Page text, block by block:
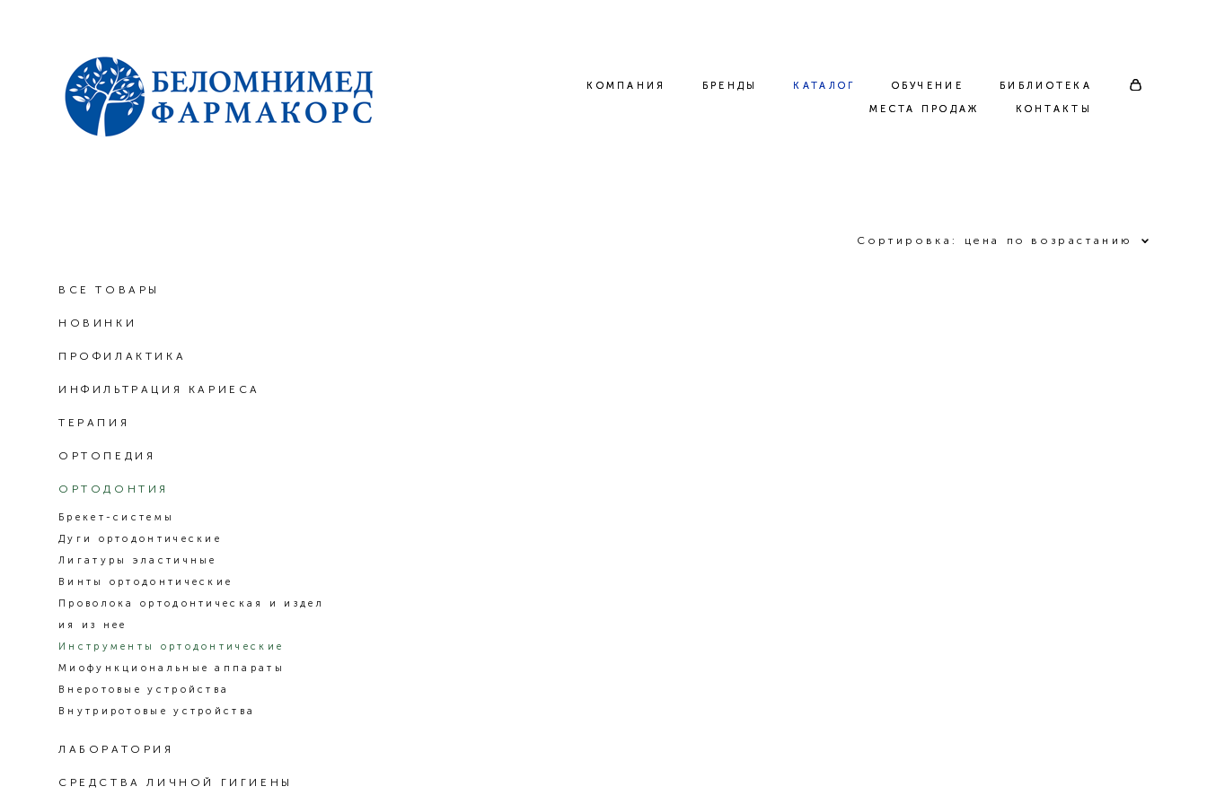
КОМПАНИЯ БРЕНДЫ КАТАЛОГ ОБУЧЕНИЕ
БИБЛИОТЕКА
МЕСТА ПРОДАЖ
КОНТАКТЫ
КОМПАНИЯ БРЕНДЫ КАТАЛОГ ОБУЧЕНИЕ
БИБЛИОТЕКА
МЕСТА ПРОДАЖ
КОНТАКТЫ
ВСЕ ТОВАРЫ
НОВИНКИ
ПРОФИЛАКТИКА
ИНФИЛЬТРАЦИЯ КАРИЕСА
ТЕРАПИЯ
ОРТОПЕДИЯ
ОРТОДОНТИЯ
Брекет-системы
Дуги ортодонтические
Лигатуры эластичные
Винты ортодонтические
Проволока ортодонтическая и издел
ия из нее
Инструменты ортодонтические
Миофункциональные аппараты
Внеротовые устройства
Внутриротовые устройства
ЛАБОРАТОРИЯ
СРЕДСТВА ЛИЧНОЙ ГИГИЕНЫ
Сортировка: цена по возрастанию